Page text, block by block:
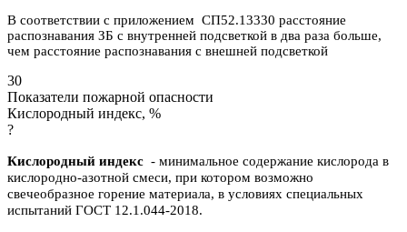
В соответствии с приложением СП52.13330 расстояние
распознавания ЗБ с внутренней подсветкой в два раза больше,
чем расстояние распознавания с внешней подсветкой
30
Показатели пожарной опасности
Кислородный индекс, %
?
Кислородный индекс - минимальное содержание кислорода в
кислородно-азотной смеси, при котором возможно
свечеобразное горение материала, в условиях специальных
испытаний ГОСТ 12.1.044-2018.